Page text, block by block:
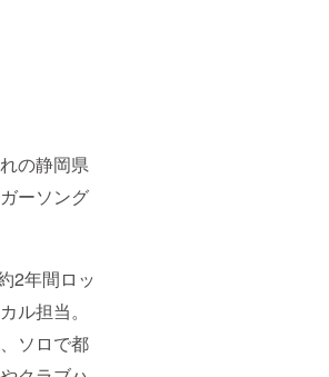
の静岡県
ーソング
2年間ロッ
ル担当。
ソロで都